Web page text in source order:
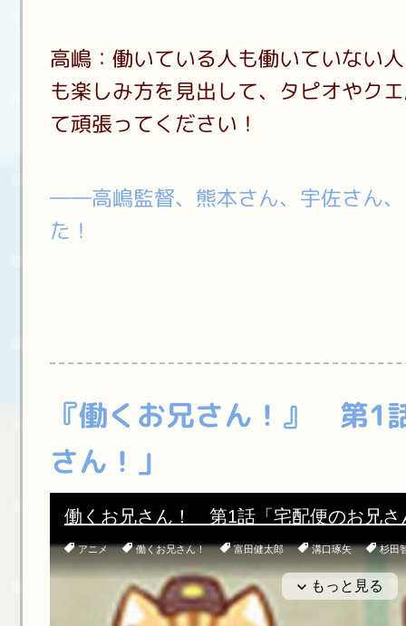
高嶋：働いている人も働いていない
も楽しみ方を見出して、タピオやク
て頑張ってください！
――高嶋監督、熊本さん、宇佐さん
た！
『働くお兄さん！』 第1
さん！」